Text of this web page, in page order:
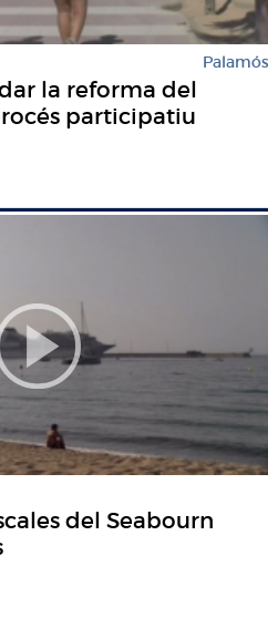
Palamós
la reforma del
participatiu
del Seabourn